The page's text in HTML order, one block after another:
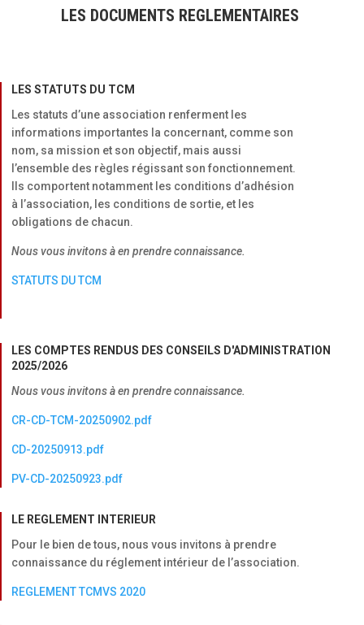
LES DOCUMENTS REGLEMENTAIRES
LES STATUTS DU TCM
Les statuts d’une association renferment les
informations importantes la concernant, comme son
nom, sa mission et son objectif, mais aussi
l’ensemble des règles régissant son fonctionnement.
Ils comportent notamment les conditions d’adhésion
à l’association, les conditions de sortie, et les
obligations de chacun.
Nous vous invitons à en prendre connaissance.
STATUTS DU TCM
LES COMPTES RENDUS DES CONSEILS D'ADMINISTRATION
2025/2026
Nous vous invitons à en prendre connaissance.
CR-CD-TCM-20250902.pdf
CD-20250913.pdf
PV-CD-20250923.pdf
LE REGLEMENT INTERIEUR
Pour le bien de tous, nous vous invitons à prendre
connaissance du réglement intérieur de l’association.
REGLEMENT TCMVS 2020